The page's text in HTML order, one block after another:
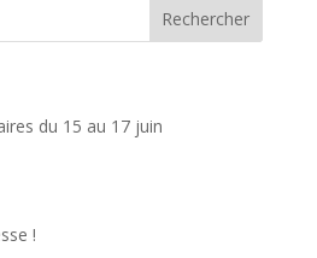
du 15 au 17 juin
!